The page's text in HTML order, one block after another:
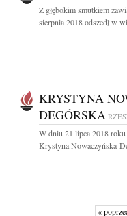
Z głębokim smutkiem
sierpnia 2018 odszedł w
KRYSTYNA
DEGÓRSKA
W dniu 21 lipca 2018 roku
Krystyna Nowaczyńska-
«